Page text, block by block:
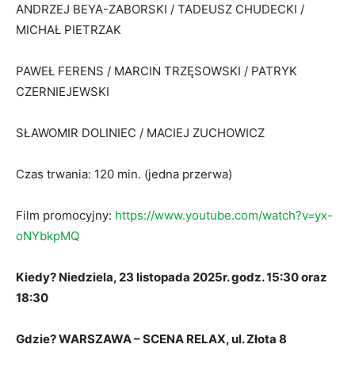
ANDRZEJ BEYA-ZABORSKI / TADEUSZ CHUDECKI /
MICHAŁ PIETRZAK
PAWEŁ FERENS / MARCIN TRZĘSOWSKI / PATRYK
CZERNIEJEWSKI
SŁAWOMIR DOLINIEC / MACIEJ ZUCHOWICZ
Czas trwania: 120 min. (jedna przerwa)
Film promocyjny: https://www.youtube.com/watch?v=yx-
oNYbkpMQ
Kiedy? Niedziela, 23 listopada 2025r. godz. 15:30 oraz
18:30
Gdzie? WARSZAWA – SCENA RELAX, ul. Złota 8